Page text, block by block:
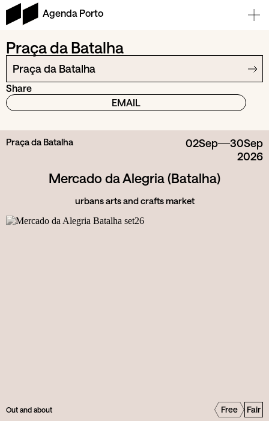
Agenda Porto
Praça da Batalha
Praça da Batalha
Share
EMAIL
Praça da Batalha 02Sep 30Sep
2026
Mercado da Alegria (Batalha)
urbans arts and crafts market
Out and about Free Fair